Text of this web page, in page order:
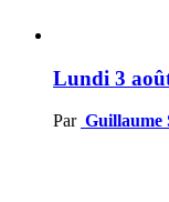
Lundi 3
Par Guillaume